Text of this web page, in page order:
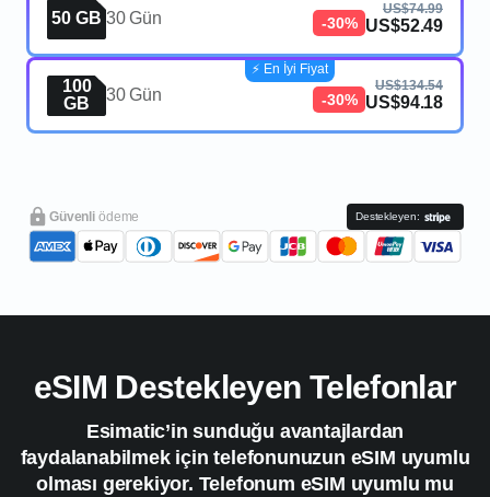
50 GB 30 Gün -30%
US$74.99
US$52.49
100
GB
30 Gün -30%
US$134.54
US$94.18
⚡️ En İyi Fiyat
Güvenli ödeme Destekleyen:
eSIM Destekleyen Telefonlar
Esimatic’in sunduğu avantajlardan
faydalanabilmek için telefonunuzun eSIM uyumlu
olması gerekiyor. Telefonum eSIM uyumlu mu